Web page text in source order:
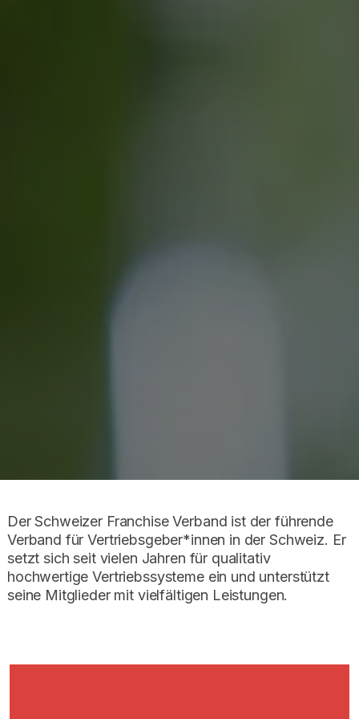
Der Schweizer Franchise Verband ist der führende
Verband für Vertriebsgeber*innen in der Schweiz. Er
setzt sich seit vielen Jahren für qualitativ
hochwertige Vertriebssysteme ein und unterstützt
seine Mitglieder mit vielfältigen Leistungen.